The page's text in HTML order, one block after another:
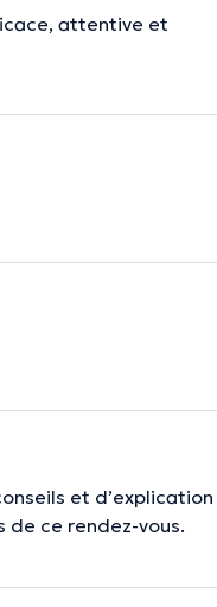
attentive et
et d’explication
de ce rendez-vous.